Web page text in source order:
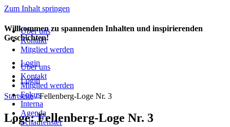
Zum Inhalt springen
Über uns
Kontakt
Mitglied werden
Über uns
Kontakt
Mitglied werden
Login
Login
Fokus
Interna
Agenda
Schaufenster
Willkommen zu spannenden Inhalten und inspirierenden
Geschichten!
Startseite/Fellenberg-Loge Nr. 3
Loge: Fellenberg-Loge Nr. 3